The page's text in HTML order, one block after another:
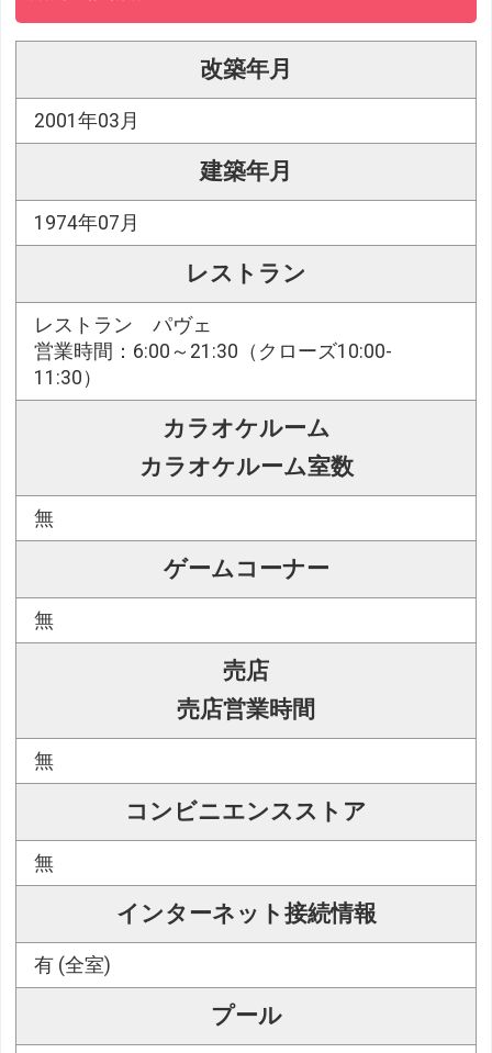
改築年月
2001年03月
建築年月
1974年07月
レストラン
レストラン パヴェ
営業時間：6:00～21:30（クローズ10:00-
11:30）
カラオケルーム
カラオケルーム室数
無
ゲームコーナー
無
売店
売店営業時間
無
コンビニエンスストア
無
インターネット接続情報
有 (全室)
プール